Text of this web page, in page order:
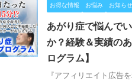
お得な情報 お悩み お知らせ
あがり症で悩んで
か？経験＆実績の
ログラム】
『アフィリエイト広告